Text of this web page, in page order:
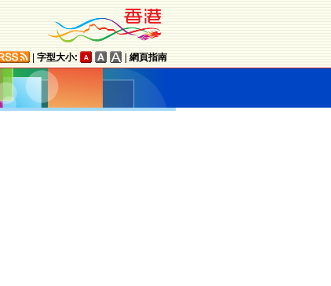
字型大小: 網頁指南